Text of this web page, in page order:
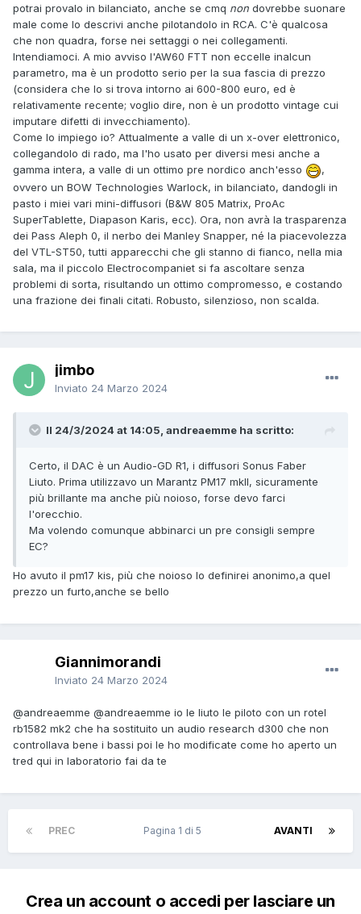
potrai provalo in bilanciato, anche se cmq non dovrebbe suonare
male come lo descrivi anche pilotandolo in RCA. C'è qualcosa
che non quadra, forse nei settaggi o nei collegamenti.
Intendiamoci. A mio avviso l'AW60 FTT non eccelle inalcun
parametro, ma è un prodotto serio per la sua fascia di prezzo
(considera che lo si trova intorno ai 600-800 euro, ed è
relativamente recente; voglio dire, non è un prodotto vintage cui
imputare difetti di invecchiamento).
Come lo impiego io? Attualmente a valle di un x-over elettronico,
collegandolo di rado, ma l'ho usato per diversi mesi anche a
gamma intera, a valle di un ottimo pre nordico anch'esso
,
ovvero un BOW Technologies Warlock, in bilanciato, dandogli in
pasto i miei vari mini-diffusori (B&W 805 Matrix, ProAc
SuperTablette, Diapason Karis, ecc). Ora, non avrà la trasparenza
dei Pass Aleph 0, il nerbo dei Manley Snapper, né la piacevolezza
del VTL-ST50, tutti apparecchi che gli stanno di fianco, nella mia
sala, ma il piccolo Electrocompaniet si fa ascoltare senza
problemi di sorta, risultando un ottimo compromesso, e costando
una frazione dei finali citati. Robusto, silenzioso, non scalda.
jimbo
Inviato 24 Marzo 2024
Il 24/3/2024 at 14:05, andreaemme ha scritto:
Certo, il DAC è un Audio-GD R1, i diffusori Sonus Faber
Liuto. Prima utilizzavo un Marantz PM17 mkII, sicuramente
più brillante ma anche più noioso, forse devo farci
l'orecchio.
Ma volendo comunque abbinarci un pre consigli sempre
EC?
Ho avuto il pm17 kis, più che noioso lo definirei anonimo,a quel
prezzo un furto,anche se bello
Giannimorandi
Inviato 24 Marzo 2024
@andreaemme @andreaemme io le liuto le piloto con un rotel
rb1582 mk2 che ha sostituito un audio research d300 che non
controllava bene i bassi poi le ho modificate come ho aperto un
tred qui in laboratorio fai da te
PREC AVANTI
Pagina 1 di 5
Crea un account o accedi per lasciare un